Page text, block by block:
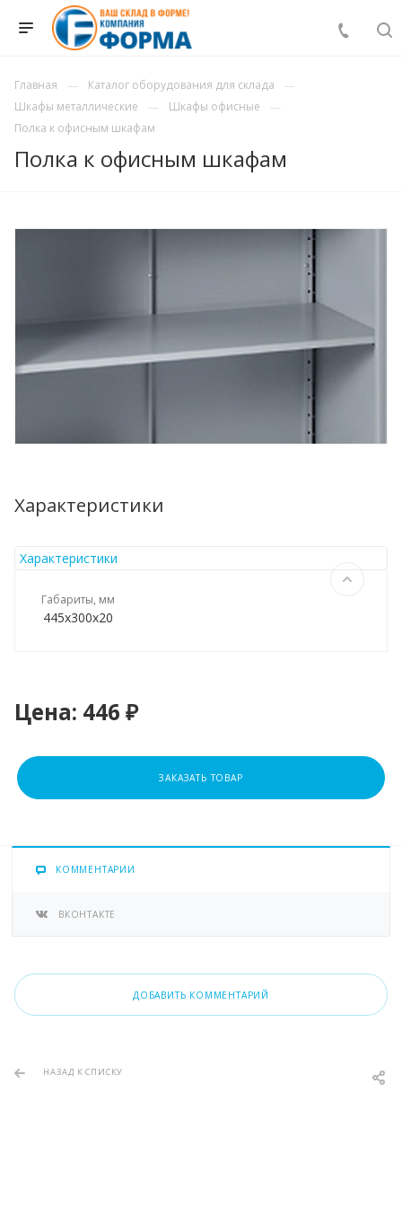
Главная
Каталог оборудования для склада
Шкафы металлические
Шкафы офисные
Полка к офисным шкафам
Полка к офисным шкафам
Характеристики
Характеристики
Габариты, мм
445х300х20
Цена: 446 ₽
ЗАКАЗАТЬ ТОВАР
КОММЕНТАРИИ
ВКОНТАКТЕ
ДОБАВИТЬ КОММЕНТАРИЙ
НАЗАД К СПИСКУ